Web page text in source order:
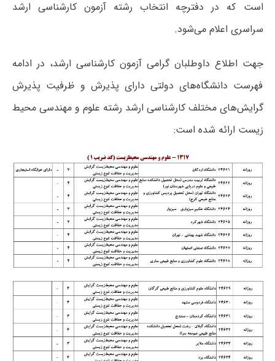
است که در دفترچه انتخاب رشته آزمون کارشناسی ارشد
سراسری اعلام می‌شود.
جهت اطلاع داوطلبان گرامی آزمون کارشناسی ارشد، در ادامه
فهرست دانشگاه‌های دولتی دارای پذیرش و ظرفیت پذیرش
گرایش‌های مختلف کارشناسی ارشد رشته علوم و مهندسی محیط
زیست ارائه شده است: